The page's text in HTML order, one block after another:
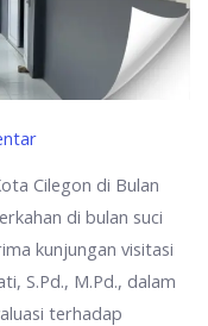
Cilegon di Bulan
di bulan suci
kunjungan visitasi
S.Pd., M.Pd., dalam
terhadap